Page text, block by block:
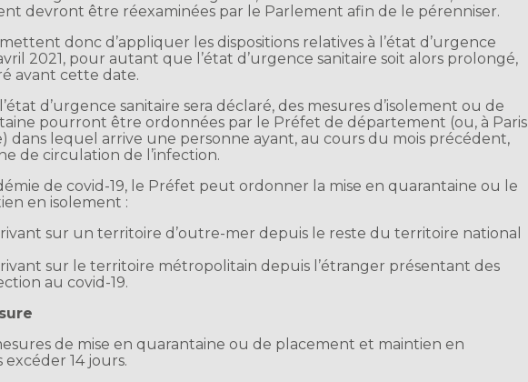
devront être réexaminées par le Parlement afin de le pérenniser.
donc d’appliquer les dispositions relatives à l’état d’urgence
2021, pour autant que l’état d’urgence sanitaire soit alors prolongé,
avant cette date.
d’urgence sanitaire sera déclaré, des mesures d’isolement ou de
pourront être ordonnées par le Préfet de département (ou, à
dans lequel arrive une personne ayant, au cours du mois précédent,
de circulation de l’infection.
de covid-19, le Préfet peut ordonner la mise en quarantaine ou le
en isolement :
sur un territoire d’outre-mer depuis le reste du territoire national
sur le territoire métropolitain depuis l’étranger présentant des
au covid-19.
de mise en quarantaine ou de placement et maintien en
14 jours.